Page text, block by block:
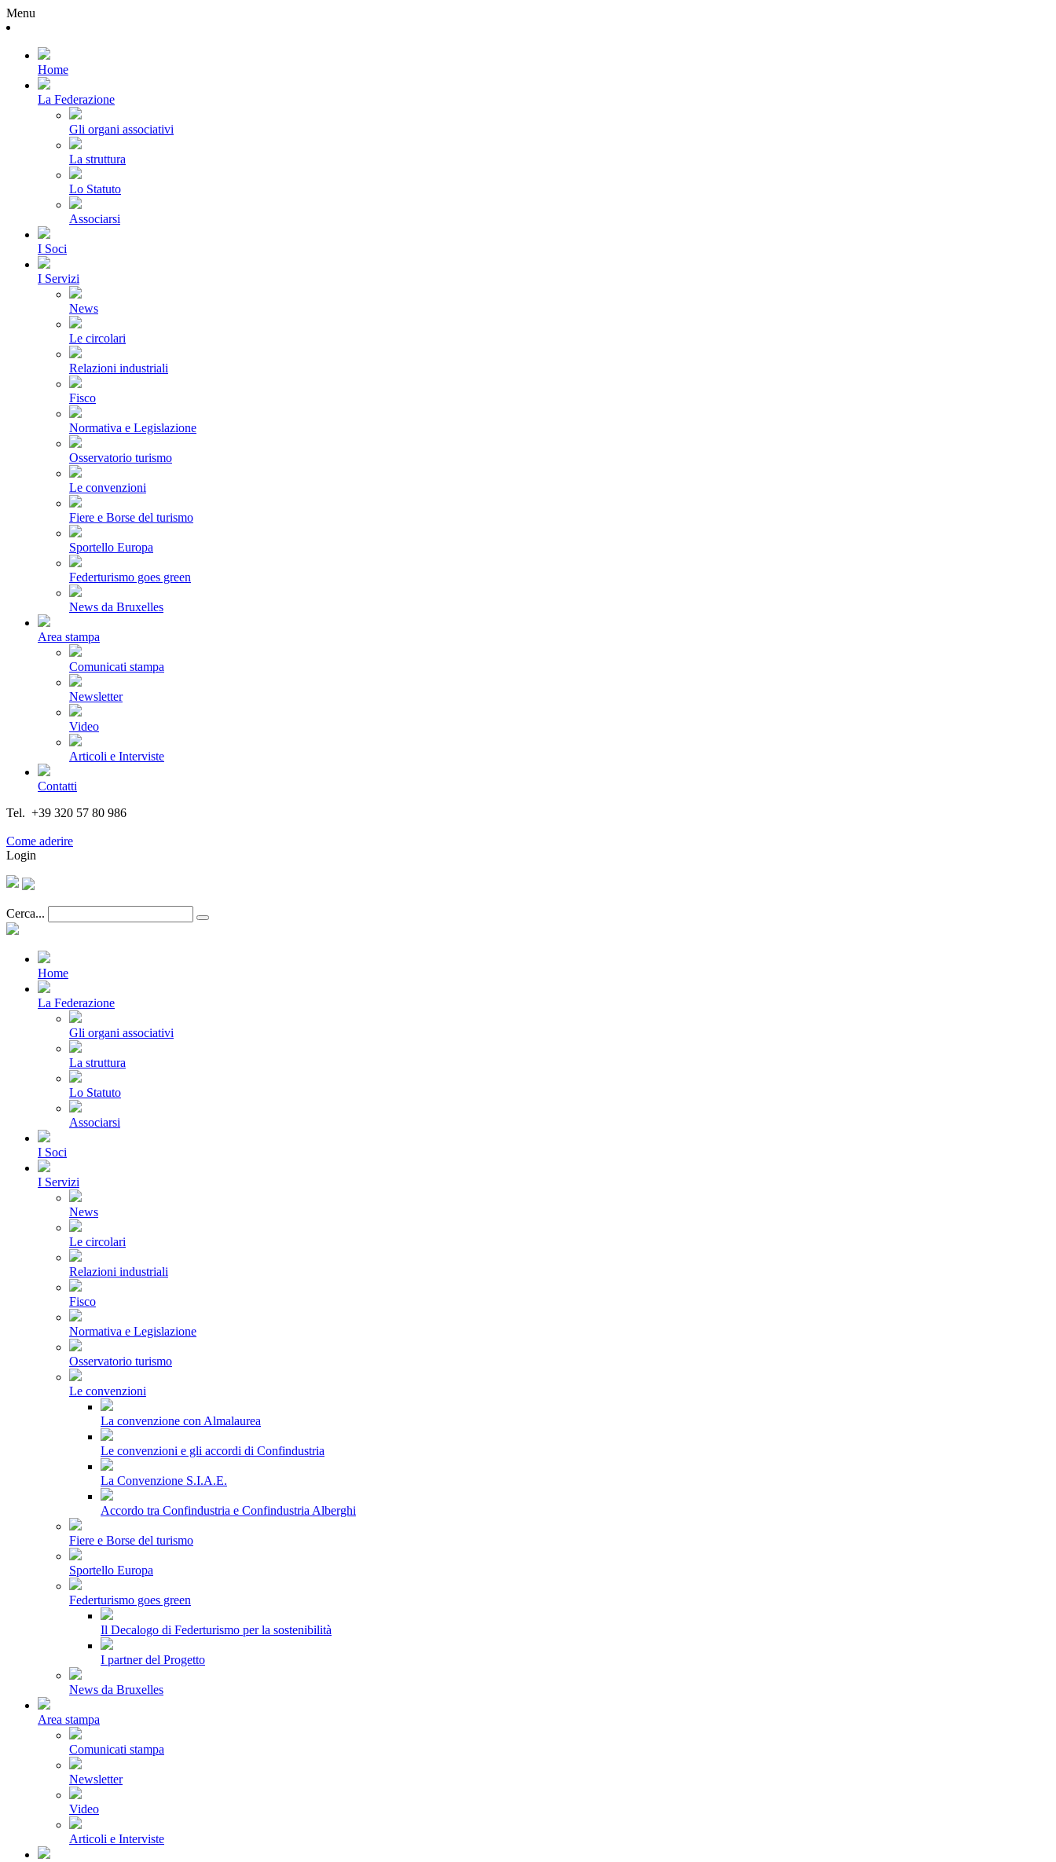
Menu
Home
La Federazione
Gli organi associativi
La struttura
Lo Statuto
Associarsi
I Soci
I Servizi
News
Le circolari
Relazioni industriali
Fisco
Normativa e Legislazione
Osservatorio turismo
Le convenzioni
Fiere e Borse del turismo
Sportello Europa
Federturismo goes green
News da Bruxelles
Area stampa
Comunicati stampa
Newsletter
Video
Articoli e Interviste
Contatti
Tel. +39 320 57 80 986
Come aderire
Login
Cerca...
Home
La Federazione
Gli organi associativi
La struttura
Lo Statuto
Associarsi
I Soci
I Servizi
News
Le circolari
Relazioni industriali
Fisco
Normativa e Legislazione
Osservatorio turismo
Le convenzioni
La convenzione con Almalaurea
Le convenzioni e gli accordi di Confindustria
La Convenzione S.I.A.E.
Accordo tra Confindustria e Confindustria Alberghi
Fiere e Borse del turismo
Sportello Europa
Federturismo goes green
Il Decalogo di Federturismo per la sostenibilità
I partner del Progetto
News da Bruxelles
Area stampa
Comunicati stampa
Newsletter
Video
Articoli e Interviste